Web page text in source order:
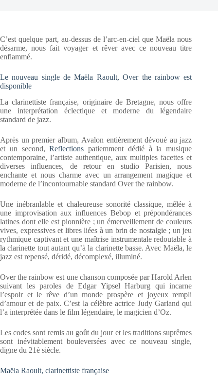
C’est quelque part, au-dessus de l’arc-en-ciel que Maëla nous
désarme, nous fait voyager et rêver avec ce nouveau titre
enflammé.
Le nouveau single de Maëla Raoult, Over the rainbow est
disponible
La clarinettiste française, originaire de Bretagne, nous offre
une interprétation éclectique et moderne du légendaire
standard de jazz.
Après un premier album, Avalon entièrement dévoué au jazz
et un second,Reflections patiemment dédié à la musique
contemporaine, l’artiste authentique, aux multiples facettes et
diverses influences, de retour en studio Parisien, nous
enchante et nous charme avec un arrangement magique et
moderne de l’incontournable standard Over the rainbow.
Une inébranlable et chaleureuse sonorité classique, mêlée à
une improvisation aux influences Bebop et prépondérances
latines dont elle est pionnière ; un émerveillement de couleurs
vives, expressives et libres liées à un brin de nostalgie ; un jeu
rythmique captivant et une maîtrise instrumentale redoutable à
la clarinette tout autant qu’à la clarinette basse. Avec Maëla, le
jazz est repensé, déridé, décomplexé, illuminé.
Over the rainbow est une chanson composée par Harold Arlen
suivant les paroles de Edgar Yipsel Harburg qui incarne
l’espoir et le rêve d’un monde prospère et joyeux rempli
d’amour et de paix. C’est la célèbre actrice Judy Garland qui
l’a interprétée dans le film légendaire, le magicien d’Oz.
Les codes sont remis au goût du jour et les traditions suprêmes
sont inévitablement bouleversées avec ce nouveau single,
digne du 21è siècle.
Maëla Raoult, clarinettiste française